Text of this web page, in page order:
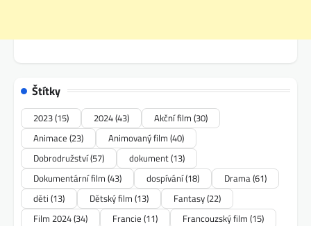
Štítky
2023(15) 2024(43) Akční film (30)
Animace (23) Animovaný film (40)
Dobrodružství(57) dokument(13)
Dokumentární film (43) dospívání(18) Drama(61)
děti (13) Dětský film (13) Fantasy(22)
Film 2024(34) Francie (11) Francouzský film (15)